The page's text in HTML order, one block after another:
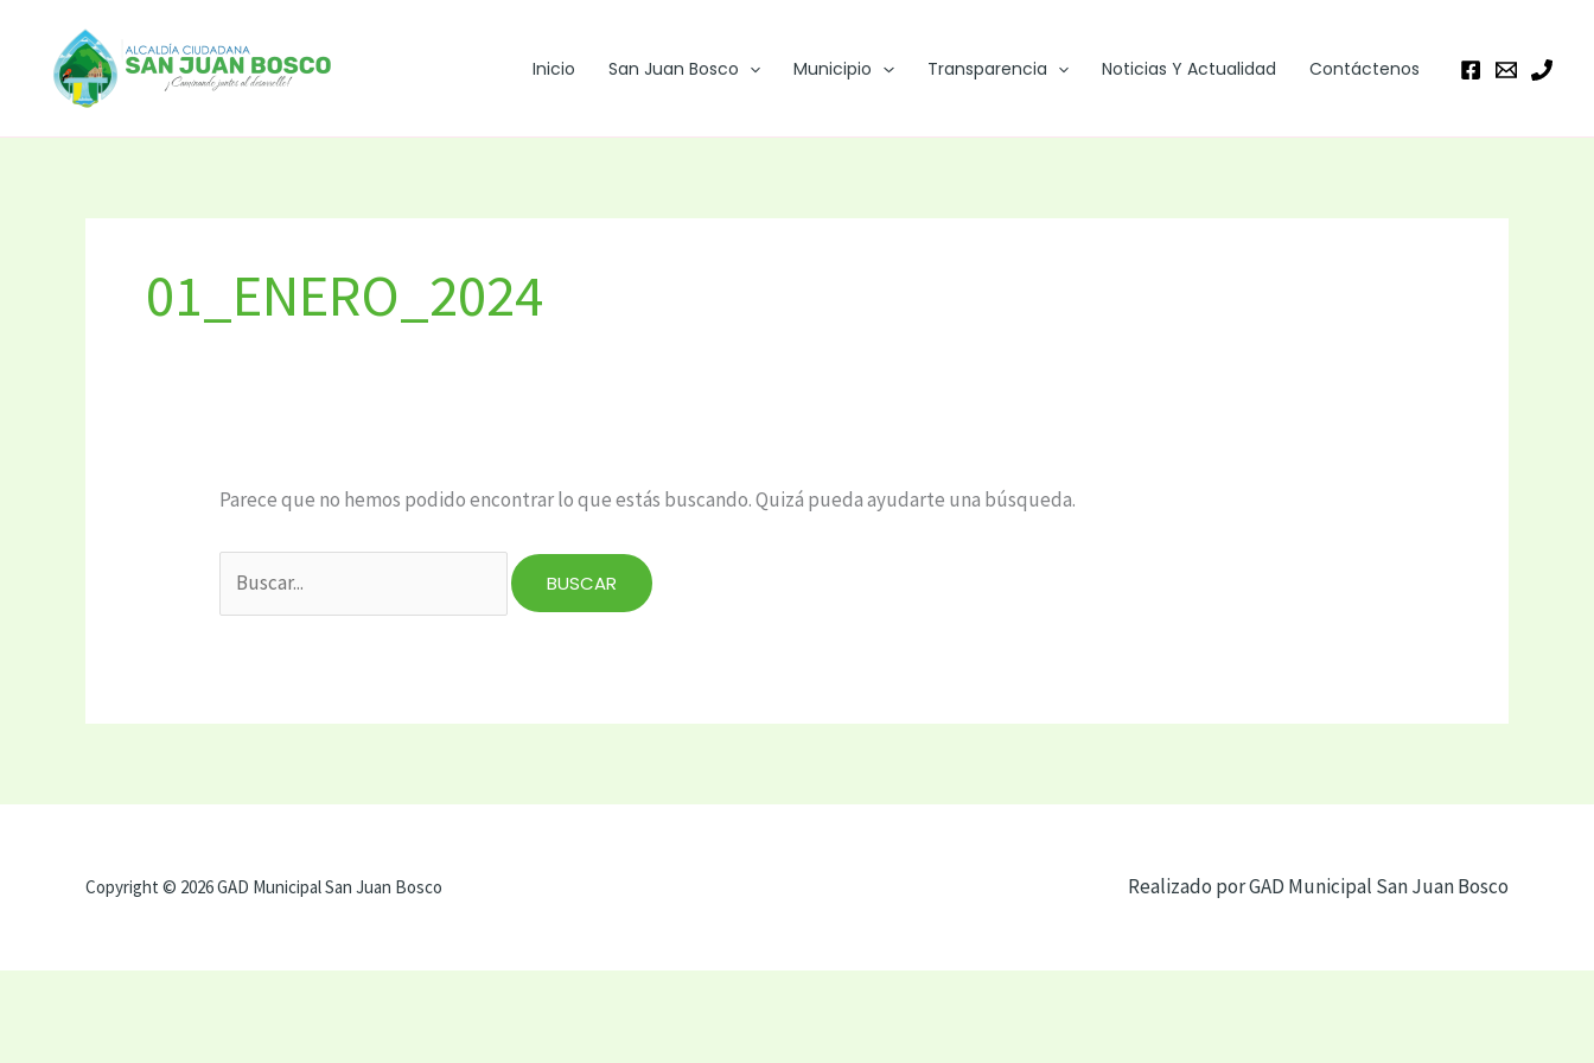
contenido
Inicio San Juan Bosco Municipio Transparencia Noticias Y Actualidad Contáctenos
01_ENERO_2024
Parece que no hemos podido encontrar lo que estás buscando. Quizá pueda ayudarte una búsqueda.
por:
Copyright © 2026 GAD Municipal San Juan Bosco Realizado por GAD Municipal San Juan Bosco